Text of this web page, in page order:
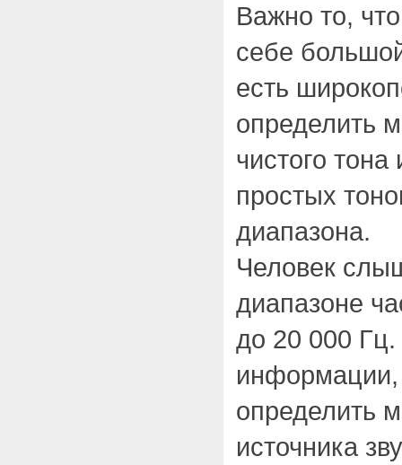
Важно то,
себе
есть
определить
чистого
простых
диапазона.
Человек
диапазоне
до 20 000 Гц.
определить
источника